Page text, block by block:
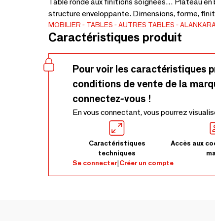
structure enveloppante. Dimensions, forme,
MOBILIER TABLES AUTRES TABLES
Caractéristiques produit
Pour voir les caractéristiques
conditions de vente de la
connectez-vous !
En vous connectant, vous pourrez
Caractéristiques
techniques
Accès aux
Se connecter|Créer un compte